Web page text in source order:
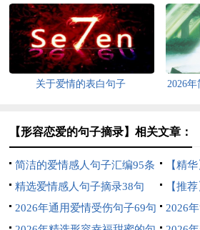
关于爱情的表白句子
2026
【形容恋爱的句子摘录】相关文章：
简洁的爱情感人句子汇编95条
【精
句
精选爱情感人句子摘录38句
【推
2026年通用爱情受伤句子69句
2026